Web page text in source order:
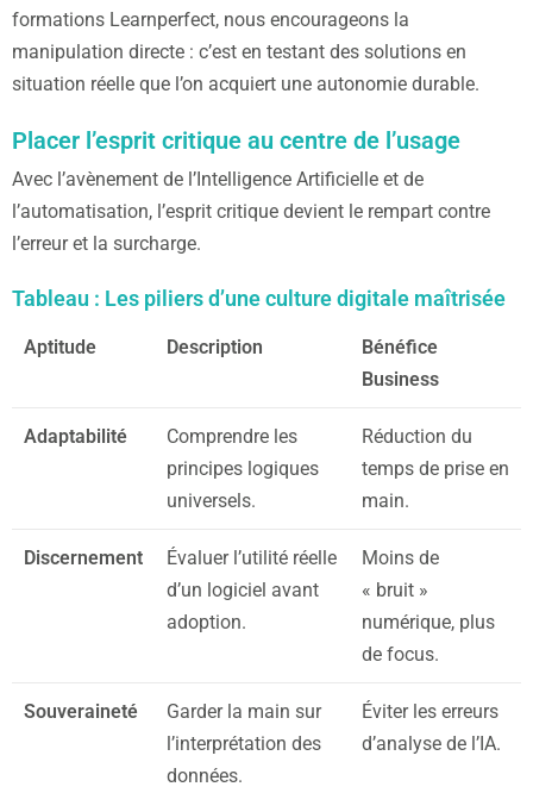
formations Learnperfect, nous encourageons la
manipulation directe : c’est en testant des solutions en
situation réelle que l’on acquiert une autonomie durable.
Placer l’esprit critique au centre de l’usage
Avec l’avènement de l’Intelligence Artificielle et de
l’automatisation, l’esprit critique devient le rempart contre
l’erreur et la surcharge.
Tableau : Les piliers d’une culture digitale maîtrisée
Aptitude Description
Bénéfice
Business
Adaptabilité
Comprendre les
principes logiques
universels.
Réduction du
temps de prise en
main.
Discernement
Évaluer l’utilité réelle
d’un logiciel avant
adoption.
Moins de
« bruit »
numérique, plus
de focus.
Souveraineté
Garder la main sur
l’interprétation des
données.
Éviter les erreurs
d’analyse de l’IA.